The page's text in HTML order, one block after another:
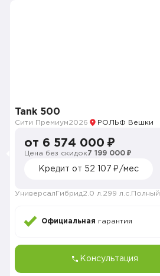
Tank 500
Сити Премиум2026 РОЛЬФ Вешки
от 6 574 000 ₽
Цена без скидок7 199 000 ₽
Кредит от 52 107 ₽/мес
Универсал Гибрид2.0 л. 299 л.с. Полный
Официальная гарантия
Консультация